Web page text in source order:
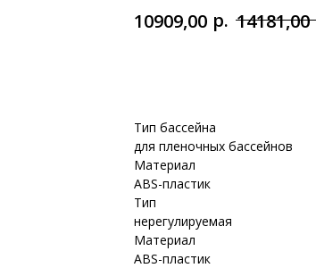
10909,00 р. 14181,00
Тип бассейна
для пленочных бассейнов
Материал
ABS-пластик
Тип
нерегулируемая
Материал
ABS-пластик